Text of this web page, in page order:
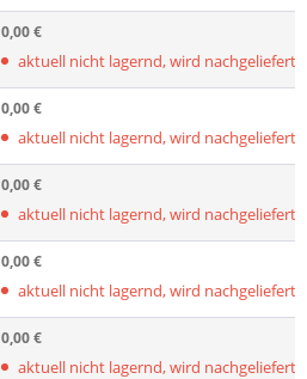
0,00 €
aktuell nicht lagernd, wird nachgeliefert,
0,00 €
aktuell nicht lagernd, wird nachgeliefert,
0,00 €
aktuell nicht lagernd, wird nachgeliefert,
0,00 €
aktuell nicht lagernd, wird nachgeliefert,
0,00 €
aktuell nicht lagernd, wird nachgeliefert,